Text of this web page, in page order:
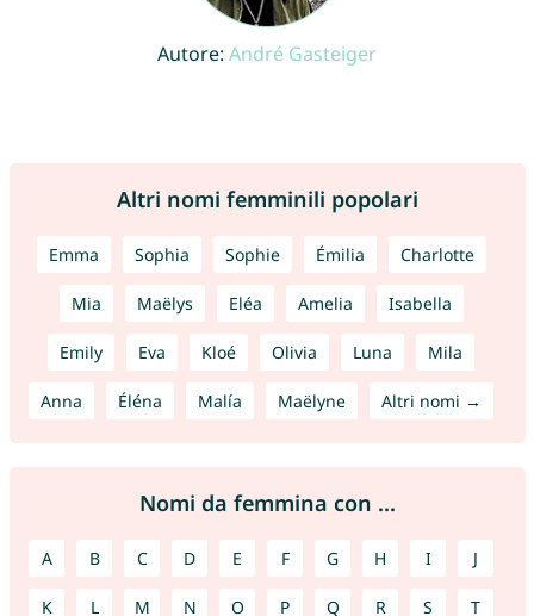
Autore: André Gasteiger
Altri nomi femminili popolari
Emma Sophia Sophie Émilia Charlotte
Mia Maëlys Eléa Amelia Isabella
Emily Eva Kloé Olivia Luna Mila
Anna Éléna Malía Maëlyne Altri nomi →
Nomi da femmina con ...
A B C D E F G H I J
K L M N O P Q R S T